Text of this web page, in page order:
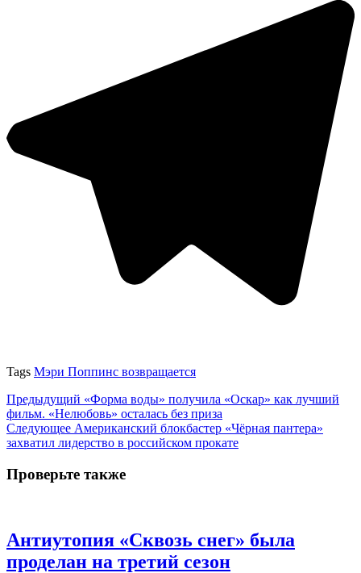
Tags Мэри Поппинс возвращается
Предыдущий «Форма воды» получила «Оскар» как лучший
фильм. «Нелюбовь» осталась без приза
Следующее Американский блокбастер «Чёрная пантера»
захватил лидерство в российском прокате
Проверьте также
Антиутопия «Сквозь снег» была
проделан на третий сезон